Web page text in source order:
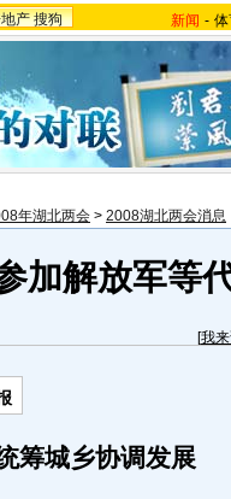
产 搜狗 新闻 -
年湖北两会 > 2008湖北两会消息
加解放军等
[我
筹城乡协调发展